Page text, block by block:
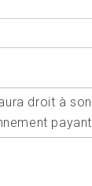
droit à son
payant